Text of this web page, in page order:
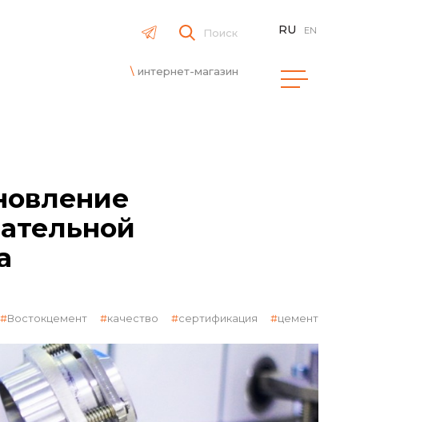
Поиск
интернет-магазин
RU EN
Востокцемент качество сертификация цемент